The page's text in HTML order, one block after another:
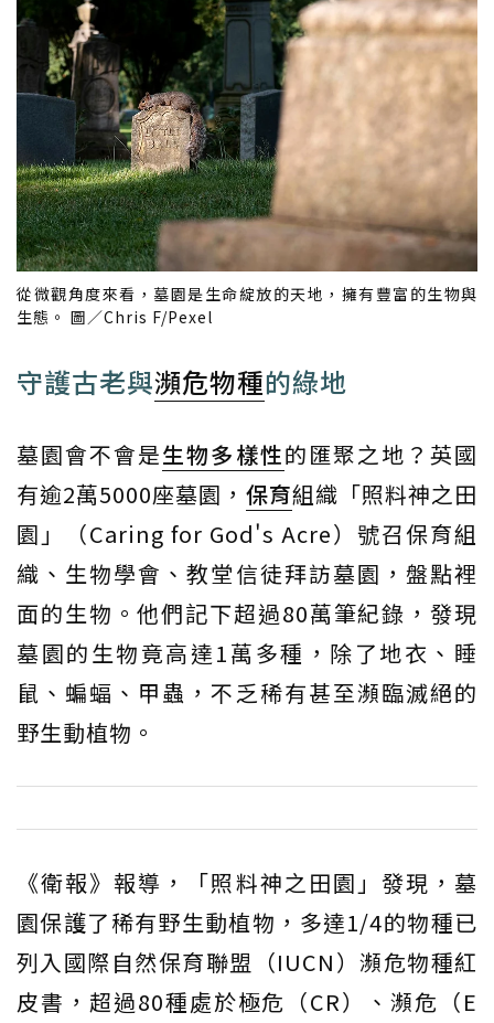
從微觀角度來看，墓園是生命綻放的天地，擁有豐富的生物與
生態。 圖／Chris F/Pexel
守護古老與瀕危物種的綠地
墓園會不會是生物多樣性的匯聚之地？英國
有逾2萬5000座墓園， 保育組織「照料神之田
園」（Caring for God's Acre）號召保育組
織、生物學會、教堂信徒拜訪墓園，盤點裡
面的生物。他們記下超過80萬筆紀錄，發現
墓園的生物竟高達1萬多種，除了地衣、睡
鼠、蝙蝠、甲蟲，不乏稀有甚至瀕臨滅絕的
野生動植物。
《衛報》報導，「照料神之田園」發現，墓
園保護了稀有野生動植物，多達1/4的物種已
列入國際自然保育聯盟（IUCN）瀕危物種紅
皮書，超過80種處於極危（CR）、瀕危（E